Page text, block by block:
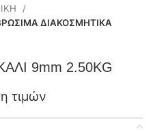
ΔΙΑΚΟΣΜΗΤΙΚΑ
9mm 2.50KG
τιμών